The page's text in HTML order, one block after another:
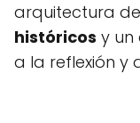
arquitectura
históricos y un
a la reflexión y